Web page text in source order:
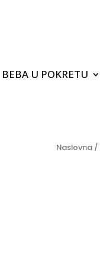
BEBA U POKRETU
Naslovna /